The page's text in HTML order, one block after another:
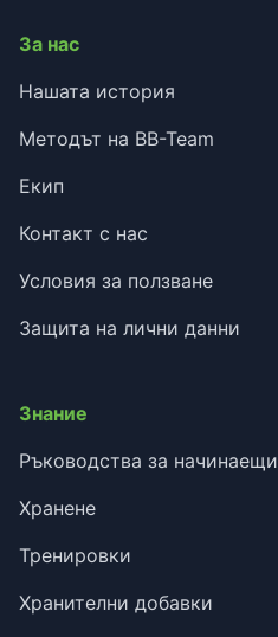
За нас
Нашата история
Методът на BB-Team
Екип
Контакт с нас
Условия за ползване
Защита на лични данни
Знание
Ръководства за начинаещи
Хранене
Тренировки
Хранителни добавки